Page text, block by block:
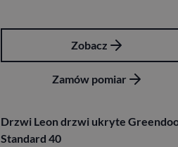
Zobacz
Zamów pomiar
Drzwi Leon drzwi ukryte
Standard 40